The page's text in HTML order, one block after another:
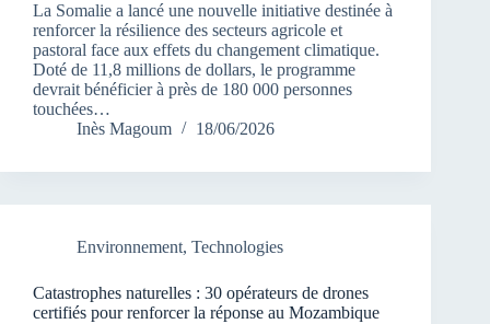
La Somalie a lancé une nouvelle initiative destinée à
renforcer la résilience des secteurs agricole et
pastoral face aux effets du changement climatique.
Doté de 11,8 millions de dollars, le programme
devrait bénéficier à près de 180 000 personnes
touchées…
Inès Magoum
18/06/2026
Environnement, Technologies
Catastrophes naturelles : 30 opérateurs de drones
certifiés pour renforcer la réponse au Mozambique